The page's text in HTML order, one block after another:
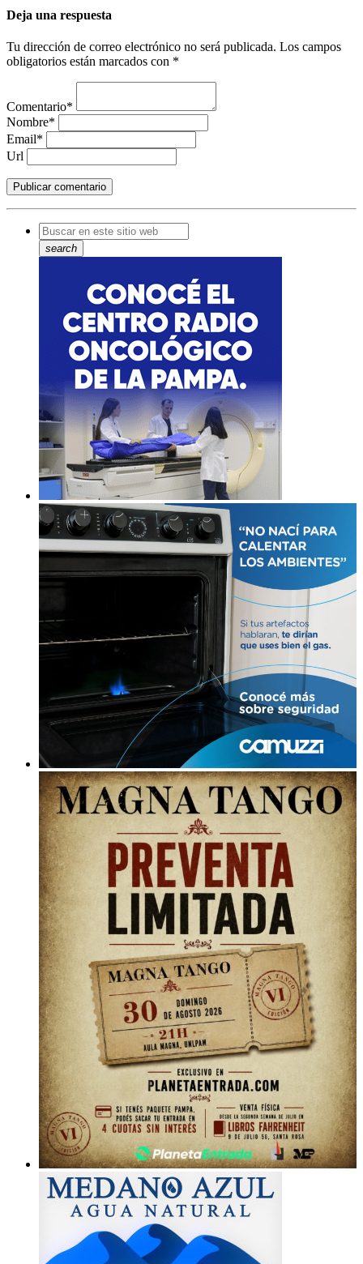
Deja una respuesta
Tu dirección de correo electrónico no será publicada. Los campos
obligatorios están marcados con *
Comentario*
Nombre*
Email*
Url
search